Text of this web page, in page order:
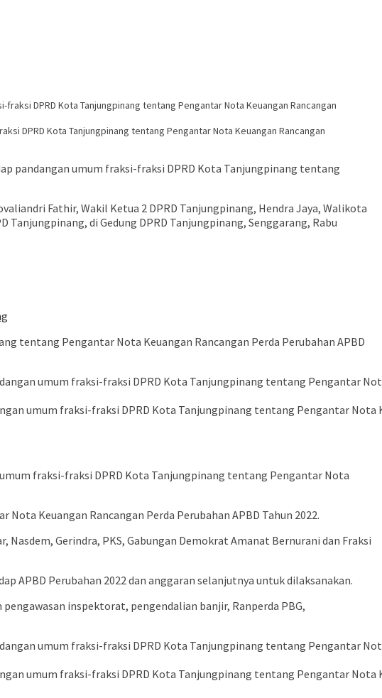
DPRD Kota Tanjungpinang tentang Pengantar Nota Keuangan Rancangan
pandangan umum fraksi-fraksi DPRD Kota Tanjungpinang tentang
Fathir, Wakil Ketua 2 DPRD Tanjungpinang, Hendra Jaya, Walikota
di Gedung DPRD Tanjungpinang, Senggarang, Rabu
tentang Pengantar Nota Keuangan Rancangan Perda Perubahan APBD
umum fraksi-fraksi DPRD Kota Tanjungpinang tentang Pengantar Nota
fraksi-fraksi DPRD Kota Tanjungpinang tentang Pengantar Nota
Keuangan Rancangan Perda Perubahan APBD Tahun 2022.
Gerindra, PKS, Gabungan Demokrat Amanat Bernurani dan Fraksi
APBD Perubahan 2022 dan anggaran selanjutnya untuk dilaksanakan.
inspektorat, pengendalian banjir, Ranperda PBG,
umum fraksi-fraksi DPRD Kota Tanjungpinang tentang Pengantar Nota